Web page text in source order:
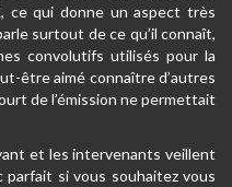
ce qui donne un aspect très
surtout de ce qu’il connaît,
convolutifs utilisés pour la
être aimé connaître d’autres
de l’émission ne permettait
et les intervenants veillent
si vous souhaitez vous